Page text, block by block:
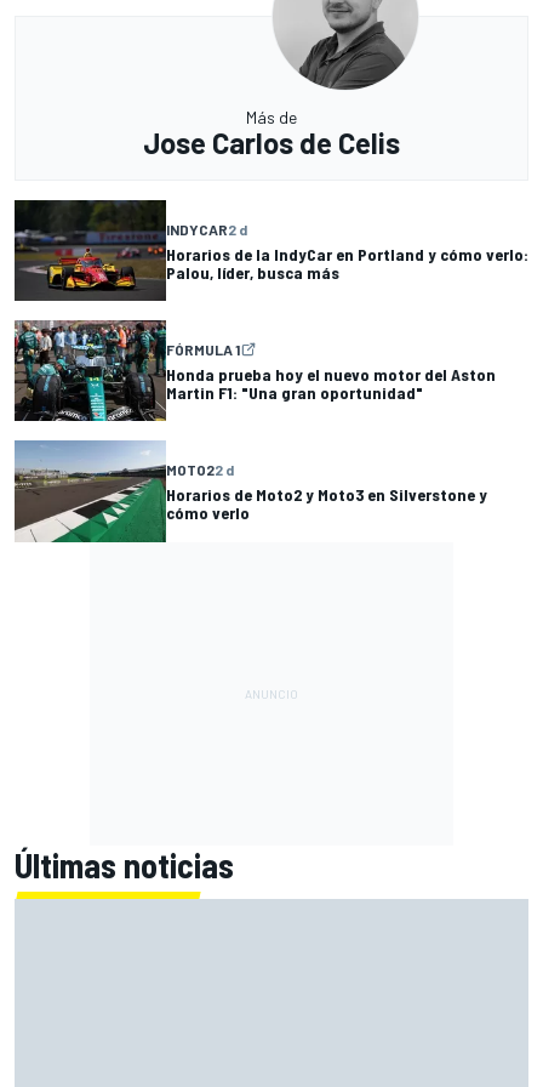
Más de
Jose Carlos de Celis
INDYCAR2 d
Horarios de la IndyCar en Portland y cómo verlo:
Palou, líder, busca más
FÓRMULA 1
Honda prueba hoy el nuevo motor del Aston
Martin F1: "Una gran oportunidad"
MOTO22 d
Horarios de Moto2 y Moto3 en Silverstone y
cómo verlo
Últimas noticias